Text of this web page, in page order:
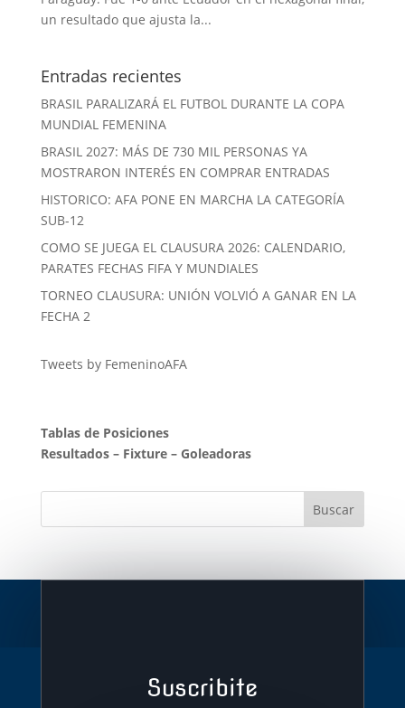
un resultado que ajusta la...
Entradas recientes
BRASIL PARALIZARÁ EL FUTBOL DURANTE LA COPA
MUNDIAL FEMENINA
BRASIL 2027: MÁS DE 730 MIL PERSONAS YA
MOSTRARON INTERÉS EN COMPRAR ENTRADAS
HISTORICO: AFA PONE EN MARCHA LA CATEGORÍA
SUB-12
COMO SE JUEGA EL CLAUSURA 2026: CALENDARIO,
PARATES FECHAS FIFA Y MUNDIALES
TORNEO CLAUSURA: UNIÓN VOLVIÓ A GANAR EN LA
FECHA 2
Tweets by FemeninoAFA
Tablas de Posiciones
Resultados– Fixture– Goleadoras
Suscribite